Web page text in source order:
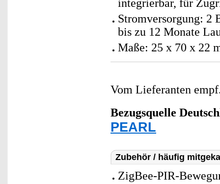
integrierbar, für
Stromversorgung: 2
bis zu 12 Monate
Maße: 25 x 70 x 22
Vom Lieferanten
Bezugsquelle
PEARL
Zubehör / häufig
ZigBee-PIR-